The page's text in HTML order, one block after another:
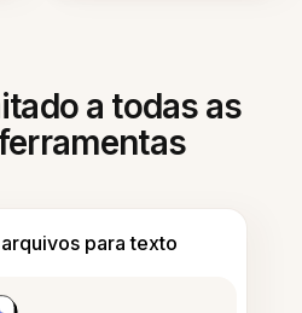
a todas as
para texto